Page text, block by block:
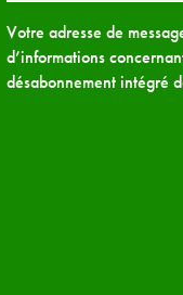
Votre adresse de
d’informations
désabonnement intégré